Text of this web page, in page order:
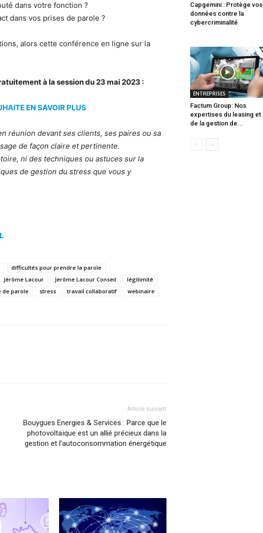
dans votre fonction ?
dans vos prises de parole ?
alors cette conférence en ligne sur la
à la session du 23 mai 2023 :
EN SAVOIR PLUS
réunion devant ses clients, ses paires ou sa
de façon claire et pertinente.
ni des techniques ou astuces sur la
de gestion du stress que vous y
difficultés pour prendre la parole
Jérôme Lacour Jerôme Lacour Conseil
légitimité
de parole stress travail collaboratif
webinaire
Article suivant
Bouygues Energies & Services : Parce que le
photovoltaïque est un allié précieux dans la
gestion et l’autoconsommation énergétique
Capgemini : Protège vos
données contre la
cybercriminalité
ENTREPRISES
Factum Group: Nos
expertises du leasing et
de la gestion de...